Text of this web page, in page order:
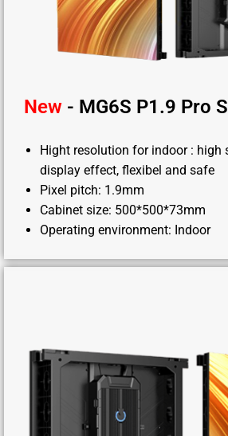
New - MG6S P1.9 Pro
Hight resolution for indoor : high
display effect, flexibel and safe
Pixel pitch: 1.9mm
Cabinet size: 500*500*73mm
Operating environment: Indoor